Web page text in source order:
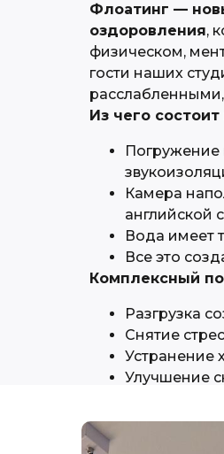
Флоатинг —
оздоровления,
физическом,
гости наших
Из чего
Погружение
Камера
английской
Вода имеет
Все это
Комплексный
Разгрузка
Снятие
Устранение
Улучшение